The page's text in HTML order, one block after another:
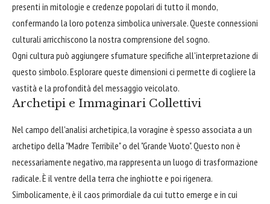
presenti in mitologie e credenze popolari di tutto il mondo,
confermando la loro potenza simbolica universale. Queste connessioni
culturali arricchiscono la nostra comprensione del sogno.
Ogni cultura può aggiungere sfumature specifiche all'interpretazione di
questo simbolo. Esplorare queste dimensioni ci permette di cogliere la
vastità e la profondità del messaggio veicolato.
Archetipi e Immaginari Collettivi
Nel campo dell'analisi archetipica, la voragine è spesso associata a un
archetipo della "Madre Terribile" o del "Grande Vuoto". Questo non è
necessariamente negativo, ma rappresenta un luogo di trasformazione
radicale. È il ventre della terra che inghiotte e poi rigenera.
Simbolicamente, è il caos primordiale da cui tutto emerge e in cui